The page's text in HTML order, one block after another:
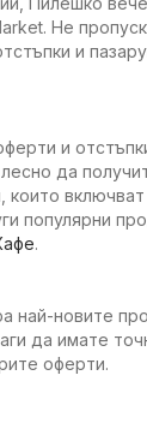
Не
и
и
да
популярни
.
най-новите
да имате
оферти.